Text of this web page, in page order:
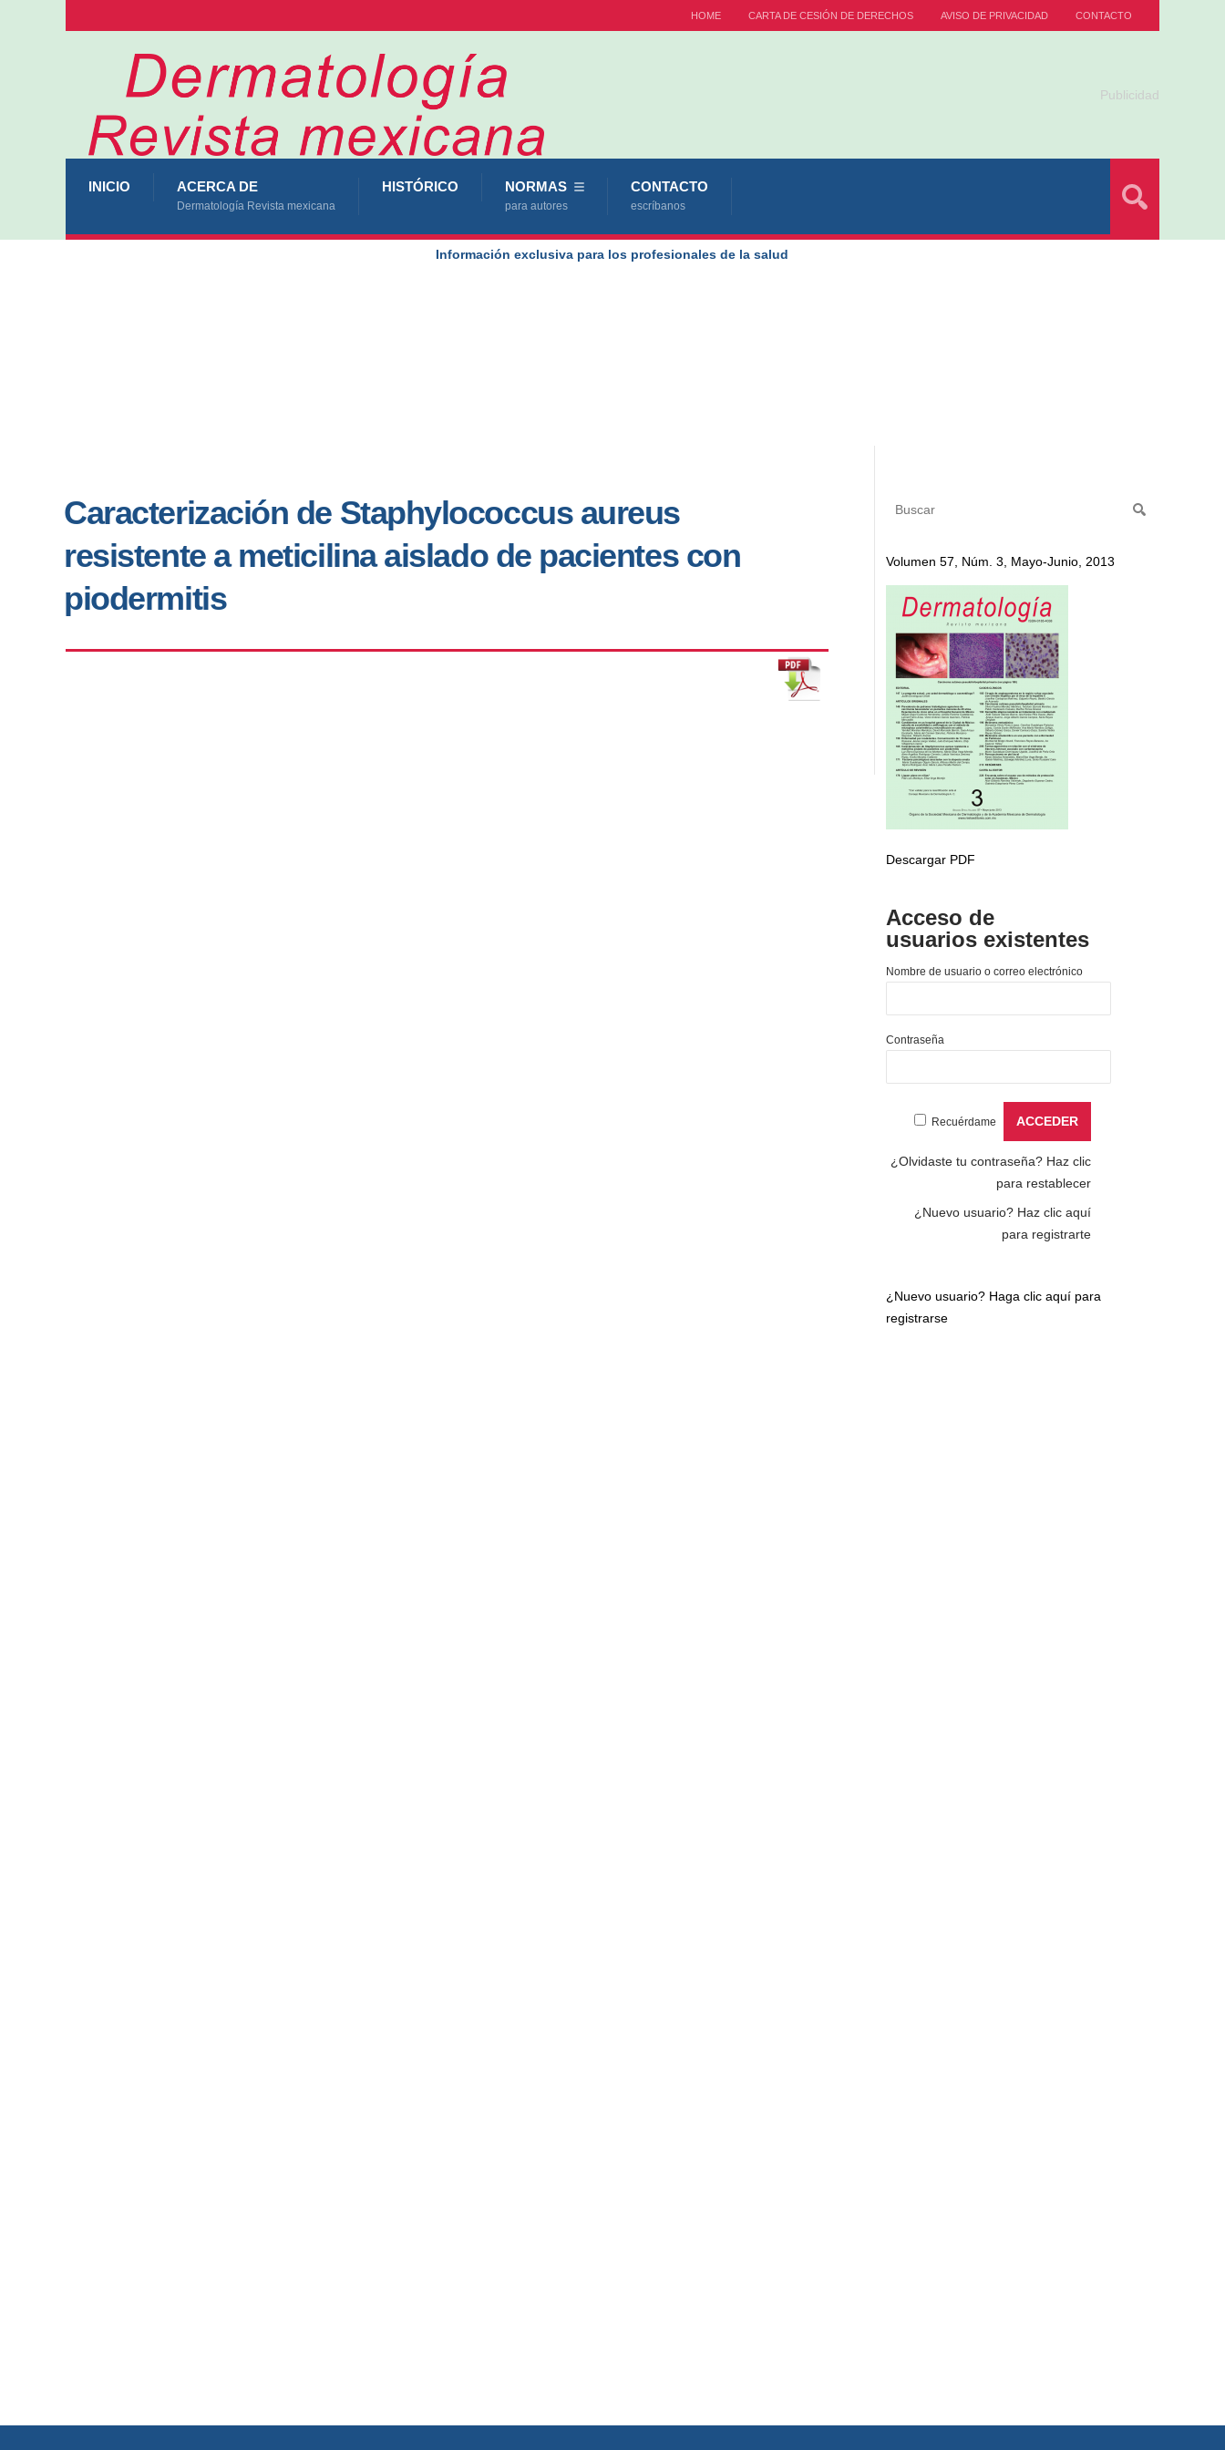
HOME CARTA DE CESIÓN DE DERECHOS AVISO DE PRIVACIDAD CONTACTO
Publicidad
INICIO ACERCA DE
Dermatología Revista mexicana
HISTÓRICO NORMAS
para autores
CONTACTO
escríbanos
Información exclusiva para los profesionales de la salud
Caracterización de Staphylococcus aureus
resistente a meticilina aislado de pacientes con
piodermitis
Volumen 57, Núm. 3, Mayo-Junio, 2013
Descargar PDF
Acceso de
usuarios existentes
Nombre de usuario o correo electrónico
Contraseña
Recuérdame
¿Olvidaste tu contraseña? Haz clic
para restablecer
¿Nuevo usuario? Haz clic aquí
para registrarte
¿Nuevo usuario? Haga clic aquí para
registrarse